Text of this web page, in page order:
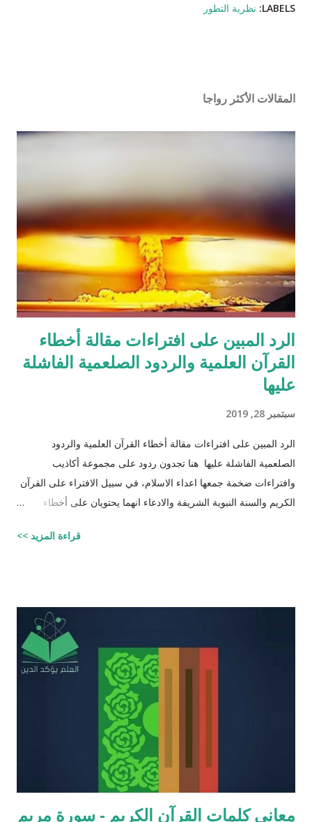
LABELS: نظرية التطور
المقالات الأكثر رواجا
الرد المبين على افتراءات مقالة أخطاء
القرآن العلمية والردود الصلعمية الفاشلة
عليها
سبتمبر 28, 2019
الرد المبين على افتراءات مقالة أخطاء القرآن العلمية والردود
الصلعمية الفاشلة عليها هنا تجدون ردود على مجموعة أكاذيب
وافتراءات ضخمة جمعها اعداء الاسلام، في سبيل الافتراء على القرآن
الكريم والسنة النبوية الشريفة والادعاء انهما يحتويان على أخطاء
والردود الصلعمية الفاشلة عليها " وقد أبقيت على كل افتراء واتبعته
الافتراء : 1 - زوجيّة الأشياء في القرآن : مِنْ كُلِّ شَيْءٍ خَلَقْنَا زَوْجَيْنِ
لَعَلَّكُمْ تَذَكَّرُونَ / الذاريات : 49 وَمِنْ كُلِّ الثَّمَرَاتِ جَعَلَ فِيهَا زَوْجَيْنِ
اثْنَيْنِ / الرعد : 3 حَتَّى إِذَا جَاءَ أَمْرُنَا وَفَارَ التَّنُّورُ قُلْنَا احْمِلْ فِيهَا مِنْ كُلٍّ
زَوْجَيْنِ اثْنَيْنِ / هود : 11 و اذا طبقنا هذه الآبات وجدنا فيها شيئاً من
قراءة المزيد >>
معاني كلمات القرآن الكريم - سورة مريم